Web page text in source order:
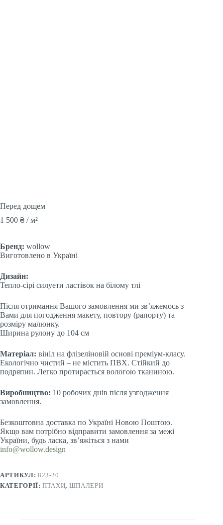
Перед дощем
1 500 ₴ / м²
Бренд: wollow
Виготовлено в Україні
Дизайн:
Тепло-сірі силуети ластівок на білому тлі
Після отримання Вашого замовлення ми зв’яжемось з
Вами для погодження макету, повтору (рапорту) та
розміру малюнку.
Ширина рулону до 104 см
Матеріал: вініл на флізеліновій основі преміум-класу.
Екологічно чистий – не містить ПВХ. Стійкий до
подряпин. Легко протирається вологою тканиною.
Виробництво: 10 робочих днів після узгодження
замовлення.
Безкоштовна доставка по Україні Новою Поштою.
Якщо вам потрібно відправити замовлення за межі
України, будь ласка, зв’яжіться з нами
info@wollow.design
АРТИКУЛ: 823-20
КАТЕГОРІЇ:ПТАХИ, ШПАЛЕРИ